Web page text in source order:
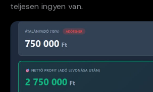
teljesen ingyen van.